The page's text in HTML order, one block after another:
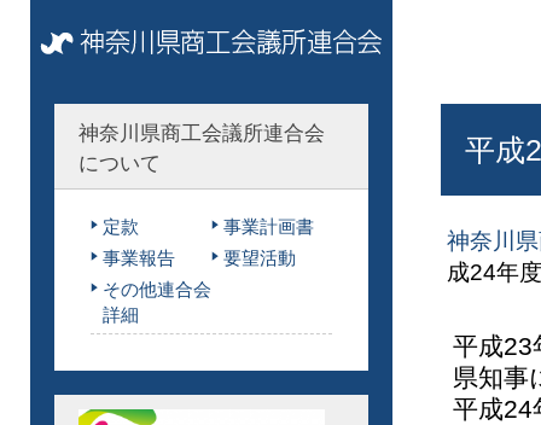
平成
神奈川
成24年
平成23
県知事
平成24
神奈川県商工会議所連合会
について
定款
事業計画書
事業報告
要望活動
その他連合会
詳細